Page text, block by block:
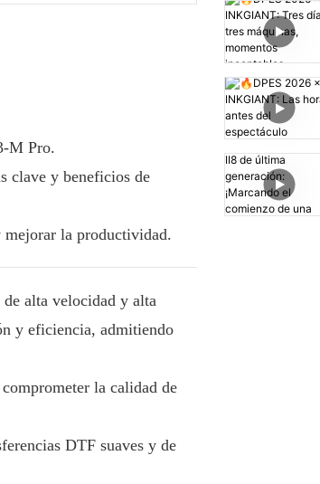
M Pro.
clave y beneficios de
mejorar la productividad.
de alta velocidad y alta
y eficiencia, admitiendo
la calidad de
DTF suaves y de